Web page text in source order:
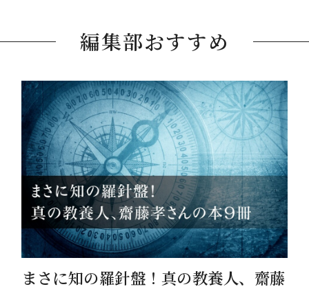
編集部おすすめ
まさに知の羅針盤！真の教養人、齋藤